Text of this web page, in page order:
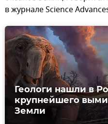
в журнале Science
Геологи нашли в
крупнейшего
Земли